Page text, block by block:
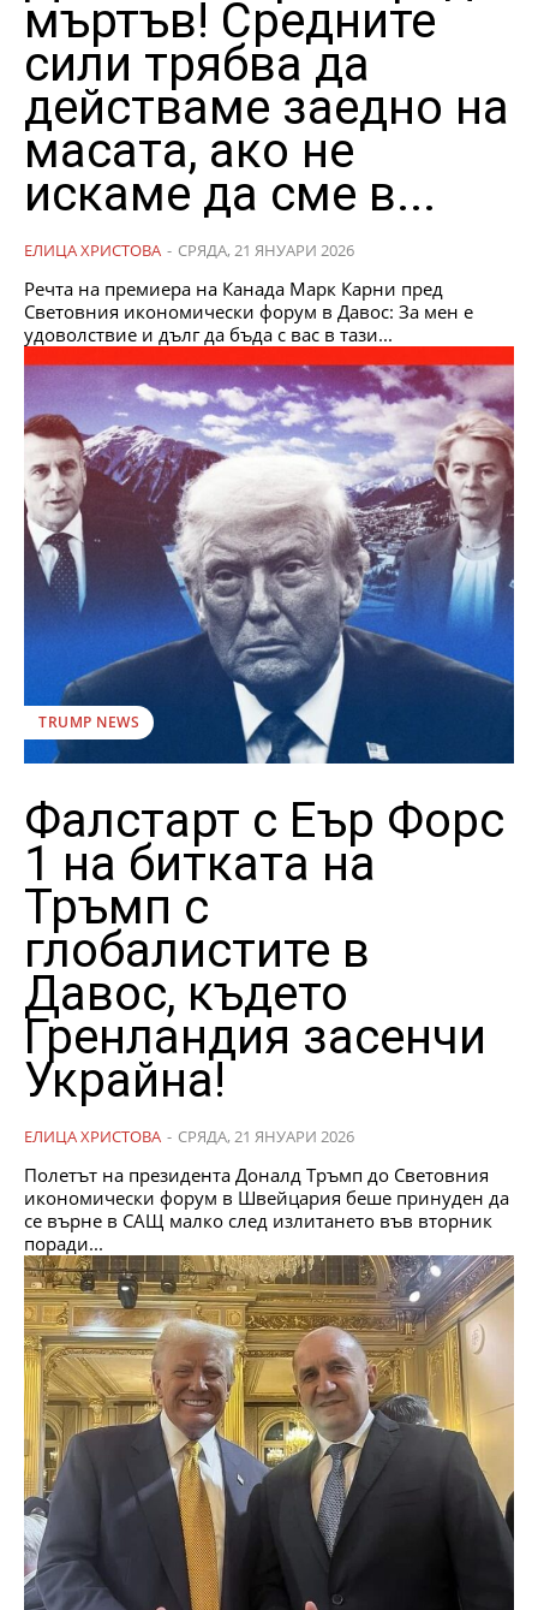
мъртъв! Средните
сили трябва да
действаме заедно на
масата, ако не
искаме да сме в...
ЕЛИЦА ХРИСТОВА - СРЯДА, 21 ЯНУАРИ 2026
Речта на премиера на Канада Марк Карни пред
Световния икономически форум в Давос: ​За мен е
удоволствие и дълг да бъда с вас в тази...
TRUMP NEWS
Фалстарт с Еър Форс
1 на битката на
Тръмп с
глобалистите в
Давос, където
Гренландия засенчи
Украйна!
ЕЛИЦА ХРИСТОВА - СРЯДА, 21 ЯНУАРИ 2026
Полетът на президента Доналд Тръмп до Световния
икономически форум в Швейцария беше принуден да
се върне в САЩ малко след излитането във вторник
поради...